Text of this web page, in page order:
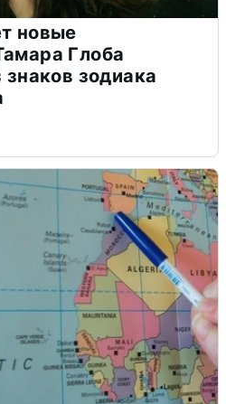
новые
Глоба
зодиака